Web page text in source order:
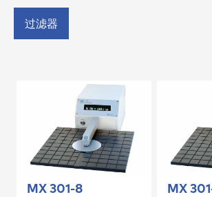
过滤器
MX 301-8 MX